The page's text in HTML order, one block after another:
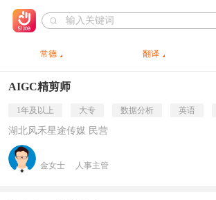
常德 翻译
AIGC精剪师
1年及以上 大专 数据分析 英语
湖北风禾星途传媒 民营
金女士 人事主管